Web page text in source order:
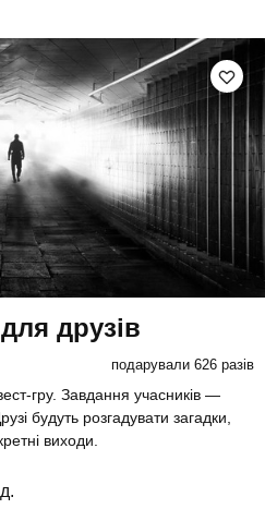
друзів
подарували 626 разів
гру. Завдання учасників —
будуть розгадувати загадки,
виходи.